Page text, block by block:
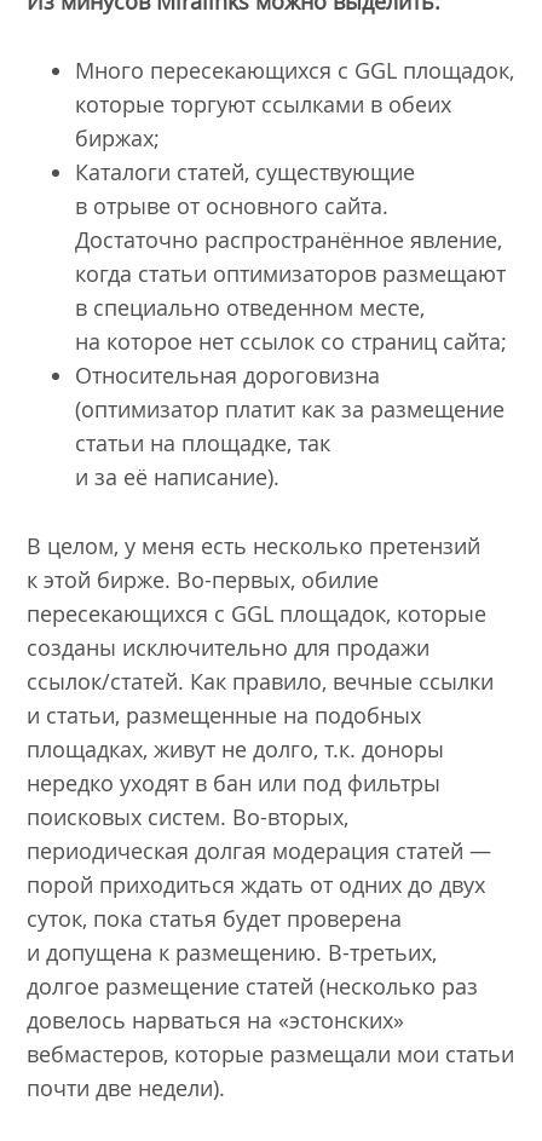
Много пересекающихся с GGL площадок,
которые торгуют ссылками в обеих
биржах;
Каталоги статей, существующие
в отрыве от основного сайта.
Достаточно распространённое явление,
когда статьи оптимизаторов размещают
в специально отведенном месте,
на которое нет ссылок со страниц сайта;
Относительная дороговизна
(оптимизатор платит как за размещение
статьи на площадке, так
и за её написание).
В целом, у меня есть несколько претензий
к этой бирже. Во-первых, обилие
пересекающихся с GGL площадок, которые
созданы исключительно для продажи
ссылок/статей. Как правило, вечные ссылки
и статьи, размещенные на подобных
площадках, живут не долго, т.к. доноры
нередко уходят в бан или под фильтры
поисковых систем. Во-вторых,
периодическая долгая модерация статей —
порой приходиться ждать от одних до двух
суток, пока статья будет проверена
и допущена к размещению. В-третьих,
долгое размещение статей (несколько раз
довелось нарваться на «эстонских»
вебмастеров, которые размещали мои статьи
почти две недели).